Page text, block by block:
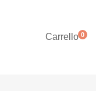
Carrello0